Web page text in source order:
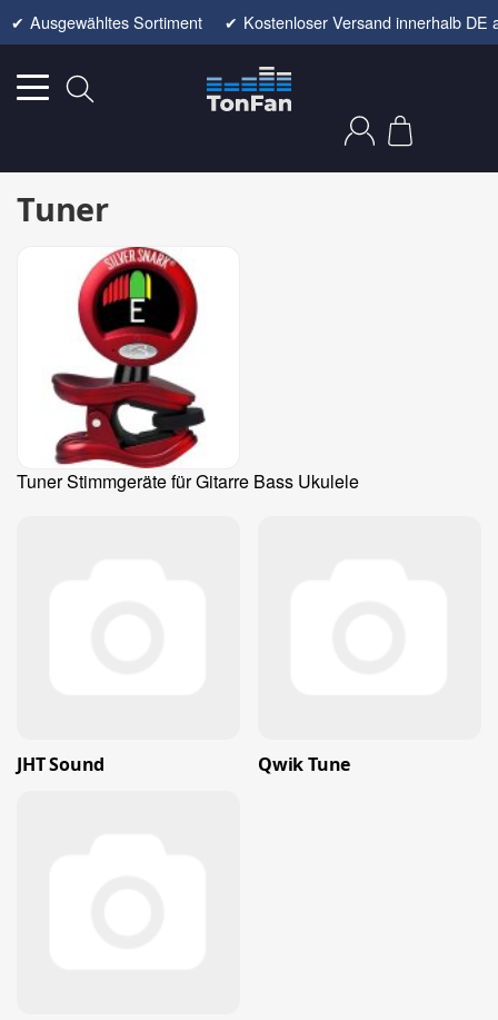
✔ Ausgewähltes Sortiment ✔ Kostenloser Versand innerhalb DE
Tuner
Tuner Stimmgeräte für Gitarre Bass Ukulele
JHT Sound Qwik Tune